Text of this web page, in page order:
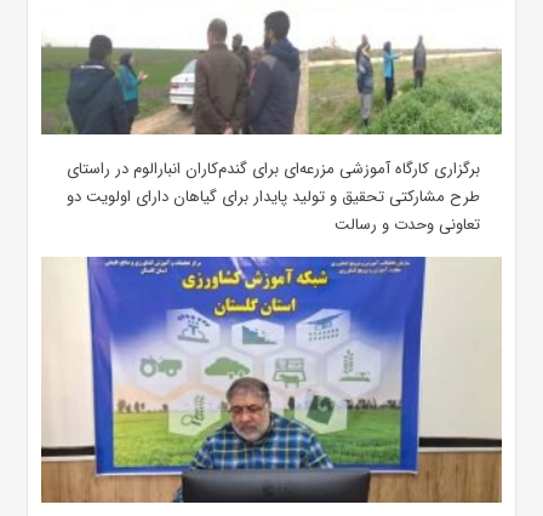
برگزاری کارگاه آموزشی مزرعه‌ای برای گندم‌کاران انبارالوم در راستای
طرح مشارکتی تحقیق و تولید پایدار برای گیاهان دارای اولویت دو
تعاونی وحدت و رسالت